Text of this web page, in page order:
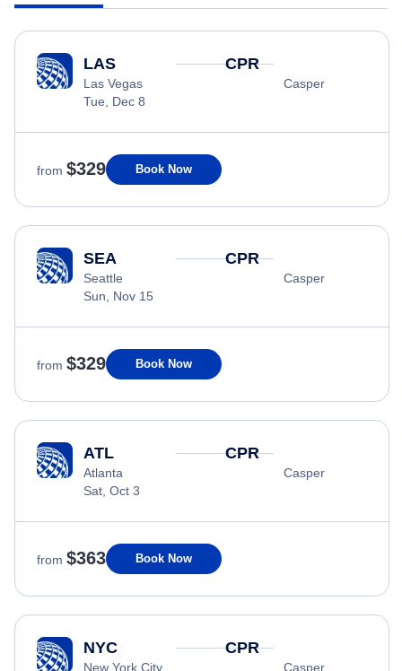
LAS
Las Vegas
Tue, Dec 8
CPR
Casper
from $329 Book Now
SEA
Seattle
Sun, Nov 15
CPR
Casper
from $329 Book Now
ATL
Atlanta
Sat, Oct 3
CPR
Casper
from $363 Book Now
NYC
New York City
CPR
Casper